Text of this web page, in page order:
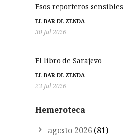
Esos reporteros sensibles
EL BAR DE ZENDA
30 Jul 2026
El libro de Sarajevo
EL BAR DE ZENDA
23 Jul 2026
Hemeroteca
agosto 2026 (81)